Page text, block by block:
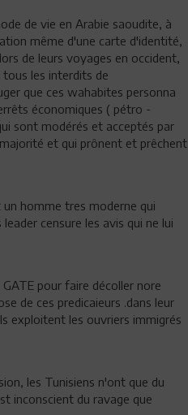
de vie en Arabie saoudite, à
même d'une carte d'identité,
de leurs voyages en occident,
les interdits de
que ces wahabites personna
économiques ( pétro -
sont modérés et acceptés par
et qui prônent et prêchent
un homme tres moderne qui
censure les avis qui ne lui
pour faire décoller nore
de ces predicaieurs .dans leur
exploitent les ouvriers immigrés
les Tunisiens n'ont que du
inconscient du ravage que